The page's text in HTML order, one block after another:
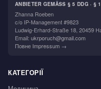
ANBIETER GEMÄSS § 5 DDG · §
Zhanna Roeben
c/o IP-Management #9823
Ludwig-Erhard-Straße 18, 20459
Email: ukrporuch@gmail.com
Повне Impressum →
КАТЕГОРІЇ